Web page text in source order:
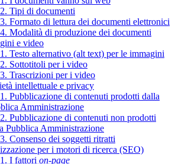
Tipi di documenti
Formato di lettura dei documenti elettronici
Modalità di produzione dei documenti
e video
Testo alternativo (alt text) per le immagini
Sottotitoli per i video
Trascrizioni per i video
intellettuale e privacy
Pubblicazione di contenuti prodotti dalla
Amministrazione
Pubblicazione di contenuti non prodotti
Pubblica Amministrazione
Consenso dei soggetti ritratti
per i motori di ricerca (SEO)
I fattori on-page